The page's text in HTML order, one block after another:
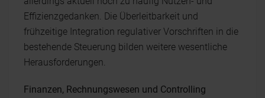
Effizienzgedanken. Die Überleitbarkeit und
frühzeitige Integration regulativer Vorschriften in die
bestehende Steuerung bilden weitere wesentliche
Herausforderungen.
Finanzen, Rechnungswesen und Controlling